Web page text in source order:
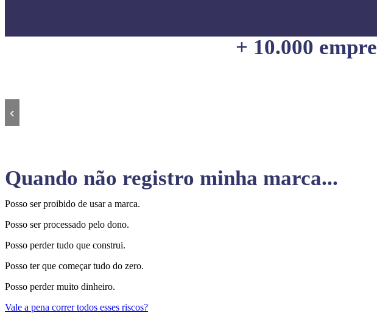
+ 10.000
‹
Quando não registro minha marca...
Posso ser proibido de usar a marca.
Posso ser processado pelo dono.
Posso perder tudo que construi.
Posso ter que começar tudo do zero.
Posso perder muito dinheiro.
Vale a pena correr todos esses riscos?